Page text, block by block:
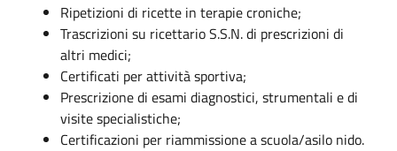
Ripetizioni di ricette in terapie croniche;
Trascrizioni su ricettario S.S.N. di prescrizioni di
altri medici;
Certificati per attività sportiva;
Prescrizione di esami diagnostici, strumentali e di
visite specialistiche;
Certificazioni per riammissione a scuola/asilo nido.